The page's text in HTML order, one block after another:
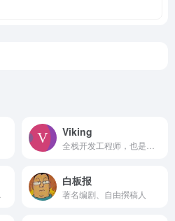
Viking
白板报
著名编剧、自由撰稿人